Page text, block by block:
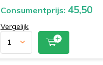
Consumentprijs: 45,50
Vergelijk